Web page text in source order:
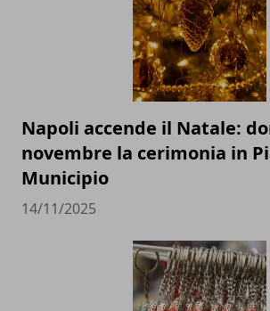
Napoli accende il Natale:
novembre la cerimonia in
Municipio
14/11/2025